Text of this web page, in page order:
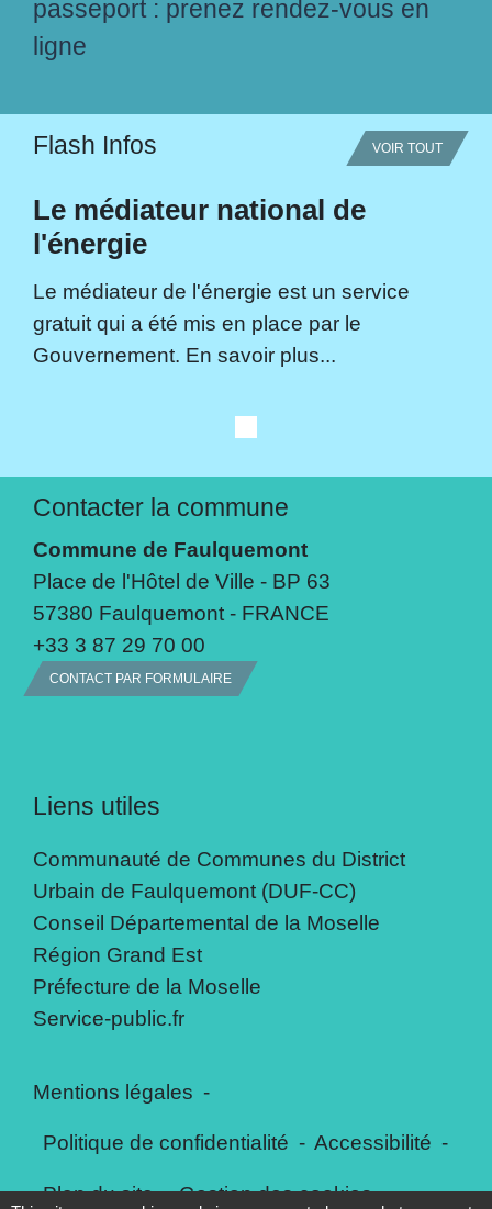
passeport : prenez rendez-vous en
ligne
Flash Infos VOIR TOUT
Le médiateur national de
l'énergie
Le médiateur de l'énergie est un service
gratuit qui a été mis en place par le
Gouvernement. En savoir plus...
Contacter la commune
Commune de Faulquemont
Place de l'Hôtel de Ville - BP 63
57380 Faulquemont - FRANCE
+33 3 87 29 70 00
CONTACT PAR FORMULAIRE
Liens utiles
Communauté de Communes du District
Urbain de Faulquemont (DUF-CC)
Conseil Départemental de la Moselle
Région Grand Est
Préfecture de la Moselle
Service-public.fr
Mentions légales -
Politique de confidentialité - Accessibilité -
Plan du site - Gestion des cookies